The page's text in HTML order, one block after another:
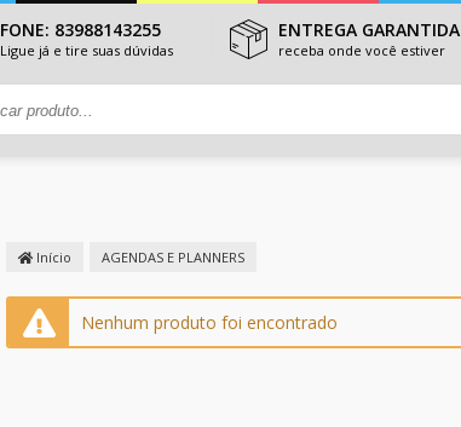
FONE: 83988143255
Ligue já e tire suas dúvidas
ENTREGA GARANTIDA
receba onde você estiver
Início AGENDAS E PLANNERS
Nenhum produto foi encontrado